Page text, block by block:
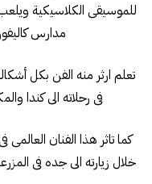
للموسيقى الكلاسيكية
مدارس
تعلم ارثر منه الفن بكل
فى رحلاته الى كندا
كما تاثر هذا الفنان
خلال زيارته الى جده فى